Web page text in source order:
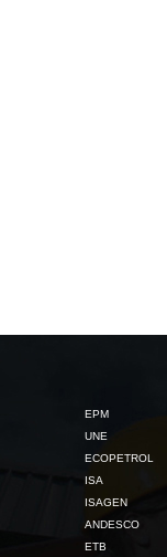
EPM
UNE
ECOPETROL
ISA
ISAGEN
ANDESCO
ETB